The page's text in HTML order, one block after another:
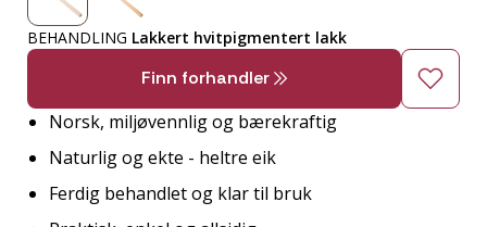
BEHANDLING Lakkert hvitpigmentert lakk
Finn forhandler
Norsk, miljøvennlig og bærekraftig
Naturlig og ekte - heltre eik
Ferdig behandlet og klar til bruk